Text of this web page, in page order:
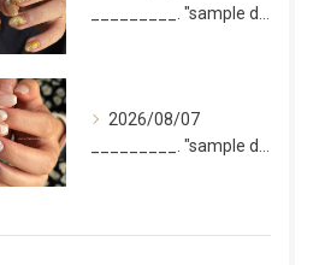
2026/08/07